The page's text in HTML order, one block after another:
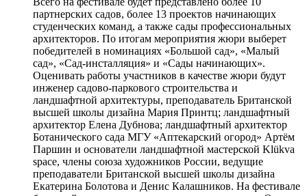
партнерских садов, более 13 проектов начинающих
студенческих команд, а также сады профессиональных
архитекторов. По итогам мероприятия жюри выберет
победителей в номинациях «Большой сад», «Малый
сад», «Сад-инсталляция» и «Сады начинающих».
Оценивать работы участников в качестве жюри будут
инженер садово-паркового строительства и
ландшафтной архитектуры, преподаватель Британской
высшей школы дизайна Мария Принтц; ландшафтный
архитектор Елена Дубнова; ландшафтный архитектор
Ботанического сада МГУ «Аптекарский огород» Артём
Паршин и основатели ландшафтной мастерской Klükva
space, члены союза художников России, ведущие
преподаватели Британской высшей школы дизайна
Екатерина Болотова и Денис Калашников. На фестивале